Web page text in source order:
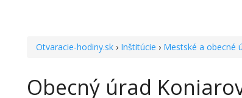
Otvaracie-hodiny.sk › Inštitúcie › Mestské a obecné
Obecný úrad